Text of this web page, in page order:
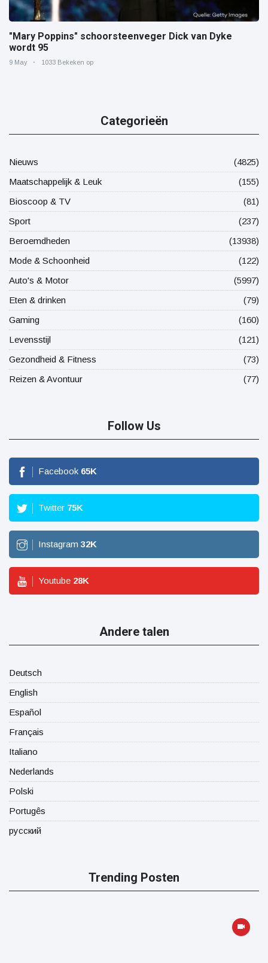
"Mary Poppins" schoorsteenveger Dick van Dyke
wordt 95
9 May 1033 Bekeken op
Categorieën
Nieuws
(4825)
Maatschappelijk & Leuk
(155)
Bioscoop & TV
(81)
Sport
(237)
Beroemdheden
(13938)
Mode & Schoonheid
(122)
Auto's & Motor
(5997)
Eten & drinken
(79)
Gaming
(160)
Levensstijl
(121)
Gezondheid & Fitness
(73)
Reizen & Avontuur
(77)
Follow Us
Facebook 65K
Twitter 75K
Instagram 32K
Youtube 28K
Andere talen
Deutsch
English
Español
Français
Italiano
Nederlands
Polski
Portugês
русский
Trending Posten